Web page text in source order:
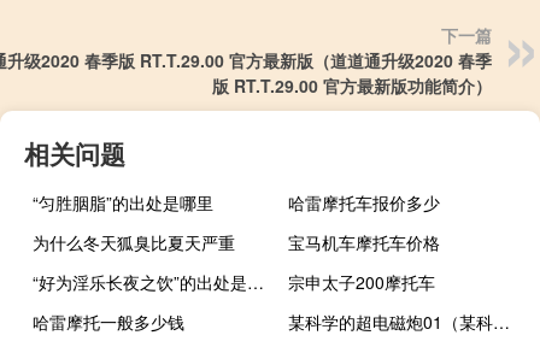
下一篇
升级2020 春季版 RT.T.29.00 官方最新版（道道通升级2020 春季
版 RT.T.29.00 官方最新版功能简介）
相关问题
“匀胜胭脂”的出处是哪里
哈雷摩托车报价多少
为什么冬天狐臭比夏天严重
宝马机车摩托车价格
“好为淫乐长夜之饮”的出处是哪里
宗申太子200摩托车
哈雷摩托一般多少钱
某科学的超电磁炮01（某科学的超电磁炮ss学艺都市）